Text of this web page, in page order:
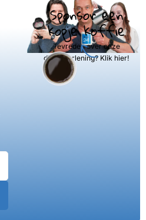
Sponsor een
kopje koffie
Tevreden over onze
dienstverlening? Klik hier!